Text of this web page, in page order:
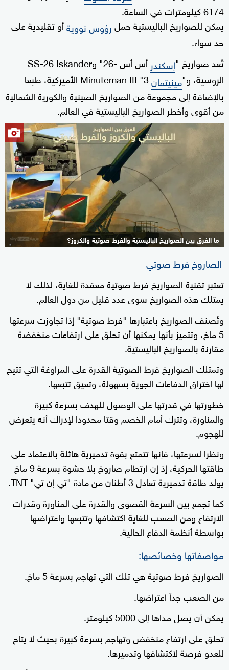
6174 كيلومترات في الساعة.
يمكن للصواريخ الباليستية حملرؤوس نوويةأو تقليدية على
حد سواء.
تُعد صواريخ "إسكندر
أس أس -26" وSS-26 Iskander
الروسية، و"مينيتمان
3" Minuteman III الأميركية، طبعا
بالإضافة إلى مجموعة من الصواريخ الصينية والكورية الشمالية
من أقوى وأخطر الصواريخ الباليستية في العالم.
ما الفرق بين الصواريخ الباليستية والفرط صوتية والكروز؟
الصاروخ فرط صوتي
تعتبر تقنية الصواريخ فرط صوتية معقدة للغاية، لذلك لا
يمتلك هذه الصواريخ سوى عدد قليل من دول العالم.
وتُصنف الصواريخ باعتبارها "فرط صوتية" إذا تجاوزت سرعتها
5 ماخ، وتتميز بأنها يمكنها أن تحلق على ارتفاعات منخفضة
مقارنة بالصواريخ الباليستية.
وتمتلك الصواريخ فرط الصوتية القدرة على المراوغة التي تتيح
لها اختراق الدفاعات الجوية بسهولة، وتعيق تتبعها.
خطورتها في قدرتها على الوصول للهدف بسرعة كبيرة
والمناورة، وتترك أمام الخصم وقتا محدودا لإدراك أنه يتعرض
للهجوم.
ونظرا لسرعتها، فإنها تتمتع بقوة تدميرية هائلة بالاعتماد على
طاقتها الحركية، إذ إن ارتطام صاروخ بلا حشوة بسرعة 9 ماخ
يولد طاقة تدميرية تعادل 3 أطنان من مادة "تي إن تي" TNT.
كما تجمع بين السرعة القصوى والقدرة على المناورة وقدرات
الارتفاع ومن الصعب للغاية اكتشافها وتتبعها واعتراضها
بواسطة أنظمة الدفاع الحالية.
مواصفاتها وخصائصها:
الصواريخ فرط صوتية هي تلك التي تهاجم بسرعة 5 ماخ.
من الصعب جداً اعتراضها.
يمكن أن يصل مداها إلى 5000 كيلومتر.
تحلق على ارتفاع منخفض وتهاجم بسرعة كبيرة بحيث لا يتاح
للعدو فرصة لاكتشافها وتدميرها.